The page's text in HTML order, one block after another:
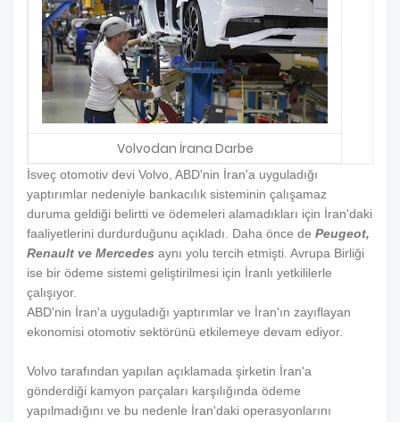
Volvodan İrana Darbe
İsveç otomotiv devi Volvo, ABD'nin İran'a uyguladığı
yaptırımlar nedeniyle bankacılık sisteminin çalışamaz
duruma geldiği belirtti ve ödemeleri alamadıkları için İran'daki
faaliyetlerini durdurduğunu açıkladı. Daha önce de Peugeot,
Renault ve Mercedes aynı yolu tercih etmişti. Avrupa Birliği
ise bir ödeme sistemi geliştirilmesi için İranlı yetkililerle
çalışıyor.
ABD'nin İran'a uyguladığı yaptırımlar ve İran'ın zayıflayan
ekonomisi otomotiv sektörünü etkilemeye devam ediyor.
Volvo tarafından yapılan açıklamada şirketin İran'a
gönderdiği kamyon parçaları karşılığında ödeme
yapılmadığını ve bu nedenle İran'daki operasyonlarını